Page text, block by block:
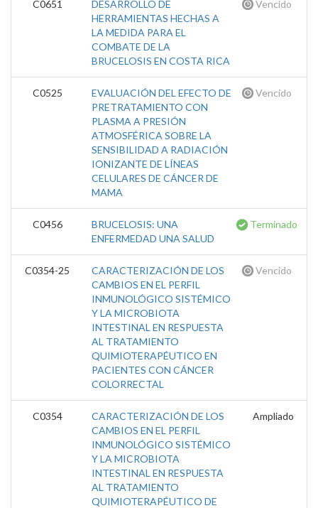
C0651
DESARROLLO DE
HERRAMIENTAS HECHAS A
LA MEDIDA PARA EL
COMBATE DE LA
BRUCELOSIS EN COSTA RICA
Vencido
C0525
EVALUACIÓN DEL EFECTO DE
PRETRATAMIENTO CON
PLASMA A PRESIÓN
ATMOSFÉRICA SOBRE LA
SENSIBILIDAD A RADIACIÓN
IONIZANTE DE LÍNEAS
CELULARES DE CÁNCER DE
MAMA
Vencido
C0456
BRUCELOSIS: UNA
ENFERMEDAD UNA SALUD
Terminado
C0354-25
CARACTERIZACIÓN DE LOS
CAMBIOS EN EL PERFIL
INMUNOLÓGICO SISTÉMICO
Y LA MICROBIOTA
INTESTINAL EN RESPUESTA
AL TRATAMIENTO
QUIMIOTERAPÉUTICO EN
PACIENTES CON CÁNCER
COLORRECTAL
Vencido
C0354
CARACTERIZACIÓN DE LOS
CAMBIOS EN EL PERFIL
INMUNOLÓGICO SISTÉMICO
Y LA MICROBIOTA
INTESTINAL EN RESPUESTA
AL TRATAMIENTO
QUIMIOTERAPÉUTICO DE
Ampliado